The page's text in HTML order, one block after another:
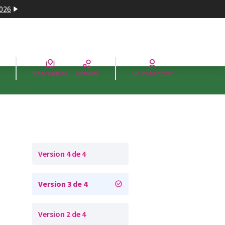
Rencontres Activité Se connecter
Version 4 de 4
Version 3 de 4
Version 2 de 4